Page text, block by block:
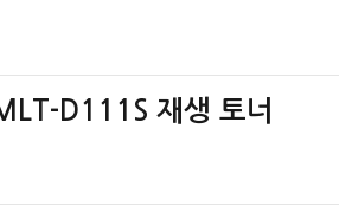
D111S 재생 토너